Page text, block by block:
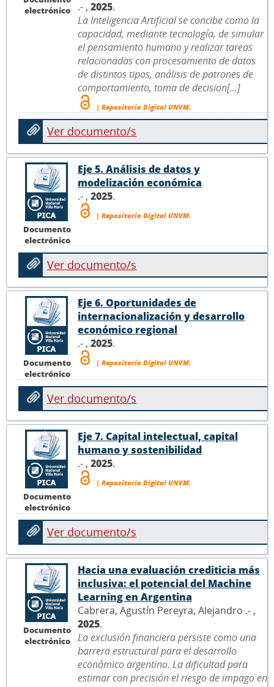
electrónico
.- , 2025.
La Inteligencia Artificial se concibe como la
capacidad, mediante tecnología, de simular
el pensamiento humano y realizar tareas
relacionadas con procesamiento de datos
de distintos tipos, análisis de patrones de
comportamiento, toma de decision[...]
| Repositorio Digital UNVM.
Ver documento/s
Documento
electrónico
Eje 5. Análisis de datos y
modelización económica
.- , 2025.
| Repositorio Digital UNVM.
Ver documento/s
Documento
electrónico
Eje 6. Oportunidades de
internacionalización y desarrollo
económico regional
.- , 2025.
| Repositorio Digital UNVM.
Ver documento/s
Documento
electrónico
Eje 7. Capital intelectual, capital
humano y sostenibilidad
.- , 2025.
| Repositorio Digital UNVM.
Ver documento/s
Documento
electrónico
Hacia una evaluación crediticia más
inclusiva: el potencial del Machine
Learning en Argentina
Cabrera, Agustín Pereyra, Alejandro .- ,
2025.
La exclusión financiera persiste como una
barrera estructural para el desarrollo
económico argentino. La dificultad para
estimar con precisión el riesgo de impago en